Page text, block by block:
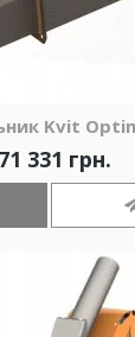
Kvit
331 грн.